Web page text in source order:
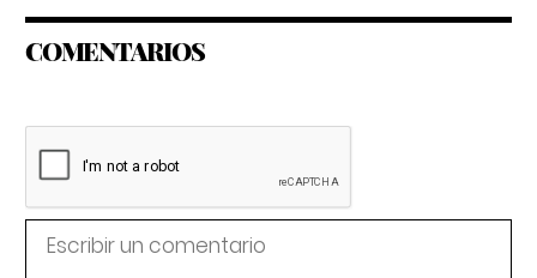
COMENTARIOS